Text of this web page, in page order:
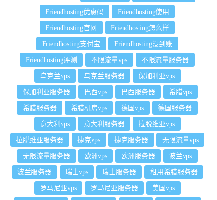
Friendhosting优惠码 Friendhosting使用
Friendhosting官网 Friendhosting怎么样
Friendhosting支付宝 Friendhosting没到账
Friendhosting评测 不限流量vps 不限流量服务器
乌克兰vps 乌克兰服务器 保加利亚vps
保加利亚服务器 巴西vps 巴西服务器 希腊vps
希腊服务器 希腊机房vps 德国vps 德国服务器
意大利vps 意大利服务器 拉脱维亚vps
拉脱维亚服务器 捷克vps 捷克服务器 无限流量vps
无限流量服务器 欧洲vps 欧洲服务器 波兰vps
波兰服务器 瑞士vps 瑞士服务器 租用希腊服务器
罗马尼亚vps 罗马尼亚服务器 美国vps